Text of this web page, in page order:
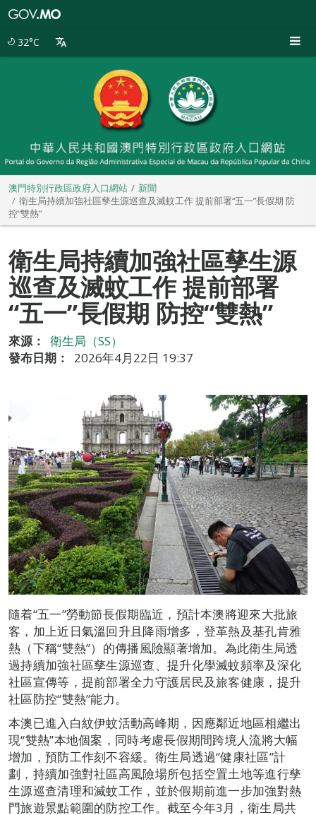
32°C
澳門特別行政區政府入口網站
新聞
衛生局持續加強社區孳生源巡查及滅蚊工作 提前部署“五一”長假期 防
控“雙熱”
衛生局持續加強社區孳生源
巡查及滅蚊工作 提前部署
“五一”長假期 防控“雙熱”
來源：
衛生局（SS）
發布日期：
2026年4月22日 19:37
隨着“五一”勞動節長假期臨近，預計本澳將迎來大批旅
客，加上近日氣溫回升且降雨增多，登革熱及基孔肯雅
熱（下稱“雙熱”）的傳播風險顯著增加。為此衛生局透
過持續加強社區孳生源巡查、提升化學滅蚊頻率及深化
社區宣傳等，提前部署全力守護居民及旅客健康，提升
社區防控“雙熱”能力。
本澳已進入白紋伊蚊活動高峰期，因應鄰近地區相繼出
現“雙熱”本地個案，同時考慮長假期間跨境人流將大幅
增加，預防工作刻不容緩。衛生局透過“健康社區”計
劃，持續加強對社區高風險場所包括空置土地等進行孳
生源巡查清理和滅蚊工作，並於假期前進一步加強對熱
門旅遊景點範圍的防控工作。截至今年3月，衛生局共